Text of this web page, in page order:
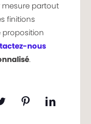
mesure partout
finitions
proposition
nous
.